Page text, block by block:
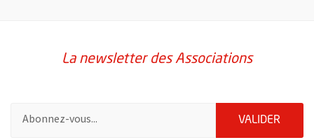
La newsletter des Associations
VALIDER